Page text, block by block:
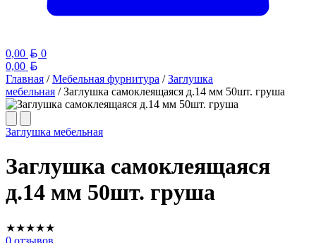
0,00 Белорусский рубль
0
0,00
Главная /Мебельная фурнитура /Заглушка
мебельная / Заглушка самоклеящаяся д.14 мм 50шт. груша
Заглушка мебельная
Заглушка самоклеящаяся
д.14 мм 50шт. груша
★★★★★
0 отзывов